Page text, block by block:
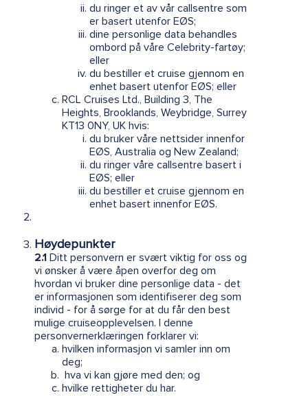
du ringer et av vår callsentre som
er basert utenfor EØS;
dine personlige data behandles
ombord på våre Celebrity-fartøy;
eller
du bestiller et cruise gjennom en
enhet basert utenfor EØS; eller
RCL Cruises Ltd., Building 3, The
Heights, Brooklands, Weybridge, Surrey
KT13 0NY, UK hvis:
du bruker våre nettsider innenfor
EØS, Australia og New Zealand;
du ringer våre callsentre basert i
EØS; eller
du bestiller et cruise gjennom en
enhet basert innenfor EØS.
Høydepunkter
2.1 Ditt personvern er svært viktig for oss og
vi ønsker å være åpen overfor deg om
hvordan vi bruker dine personlige data - det
er informasjonen som identifiserer deg som
individ - for å sørge for at du får den best
mulige cruiseopplevelsen. I denne
personvernerklæringen forklarer vi:
hvilken informasjon vi samler inn om
deg;
hva vi kan gjøre med den; og
hvilke rettigheter du har.